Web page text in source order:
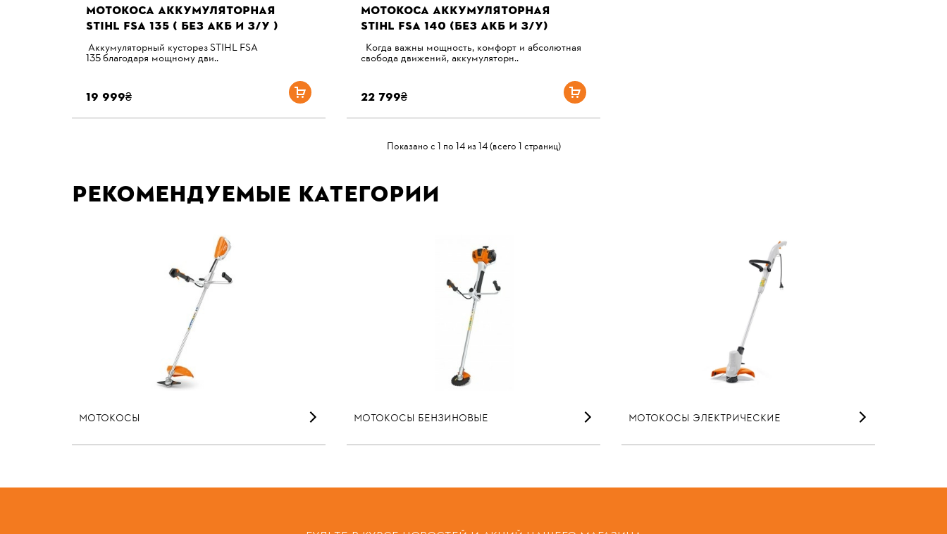
МОТОКОСА АККУМУЛЯТОРНАЯ
STIHL FSА 135 ( БЕЗ АКБ И З/У )
Аккумуляторный кусторез STIHL FSA
135 благодаря мощному дви..
19 999₴
МОТОКОСА АККУМУЛЯТОРНАЯ
STIHL FSА 140 (БЕЗ АКБ И З/У)
Когда важны мощность, комфорт и абсолютная
свобода движений, аккумуляторн..
22 799₴
Показано с 1 по 14 из 14 (всего 1 страниц)
Рекомендуемые категории
МОТОКОСЫ МОТОКОСЫ БЕНЗИНОВЫЕ МОТОКОСЫ ЭЛЕКТРИЧЕСКИЕ